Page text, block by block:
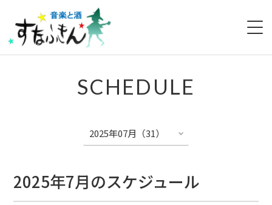
SCHEDULE
ACCESS
SCHEDULE
2025年7月のスケジュール